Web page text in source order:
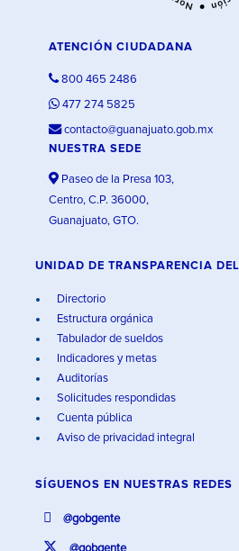
ATENCIÓN CIUDADANA
800 465 2486
477 274 5825
contacto@guanajuato.gob.mx
NUESTRA SEDE
Paseo de la Presa 103,
Centro, C.P. 36000,
Guanajuato, GTO.
UNIDAD DE TRANSPARENCIA
Directorio
Estructura orgánica
Tabulador de sueldos
Indicadores y metas
Auditorías
Solicitudes respondidas
Cuenta pública
Aviso de privacidad integral
SÍGUENOS EN NUESTRAS REDES
@gobgente
@gobgente